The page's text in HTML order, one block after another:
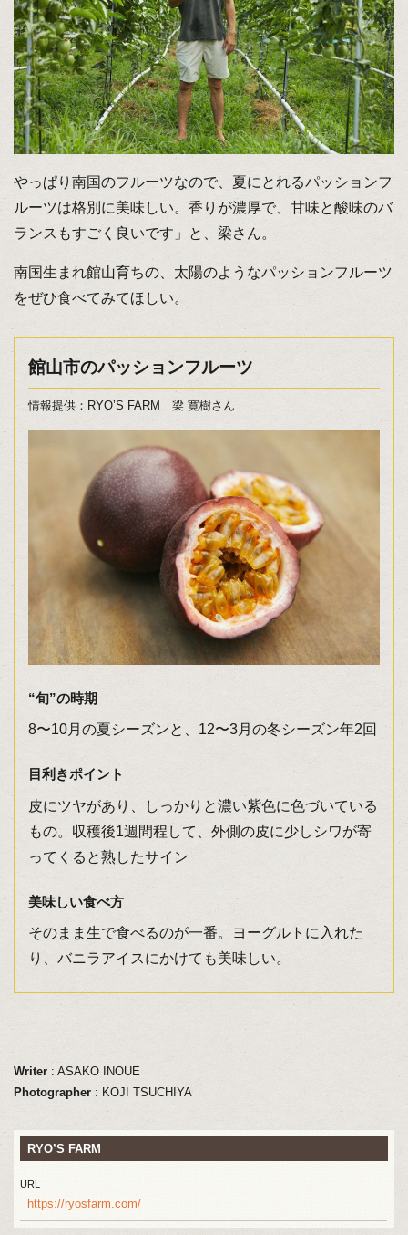
やっぱり南国のフルーツなので、夏にとれるパッションフ
ルーツは格別に美味しい。香りが濃厚で、甘味と酸味のバ
ランスもすごく良いです」と、梁さん。
南国生まれ館山育ちの、太陽のようなパッションフルーツ
をぜひ食べてみてほしい。
館山市のパッションフルーツ
情報提供：RYO’S FARM 梁 寛樹さん
“旬”の時期
8〜10月の夏シーズンと、12〜3月の冬シーズン年2回
目利きポイント
皮にツヤがあり、しっかりと濃い紫色に色づいている
もの。収穫後1週間程して、外側の皮に少しシワが寄
ってくると熟したサイン
美味しい食べ方
そのまま生で食べるのが一番。ヨーグルトに入れた
り、バニラアイスにかけても美味しい。
Writer: ASAKO INOUE
Photographer: KOJI TSUCHIYA
RYO’S FARM
URL
https://ryosfarm.com/